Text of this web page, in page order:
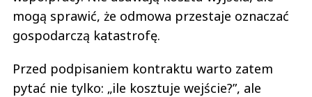
mogą sprawić, że odmowa przestaje oznaczać
gospodarczą katastrofę.
Przed podpisaniem kontraktu warto zatem
pytać nie tylko: „ile kosztuje wejście?”, ale